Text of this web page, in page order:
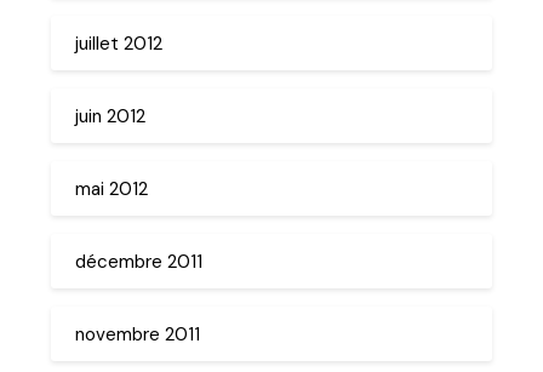
juillet 2012
juin 2012
mai 2012
décembre 2011
novembre 2011